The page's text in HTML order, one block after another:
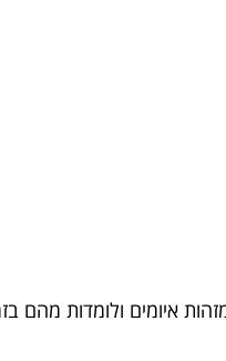
איומים ולומדות מהם